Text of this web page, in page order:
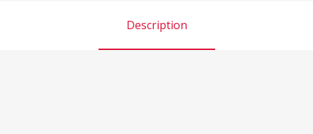
Description